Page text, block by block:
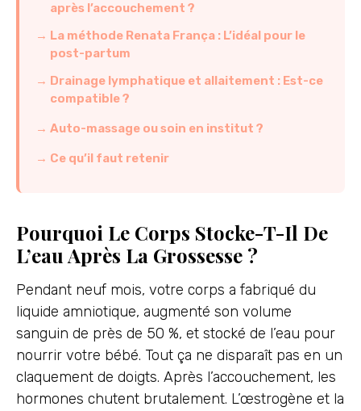
après l’accouchement ?
La méthode Renata França : L’idéal pour le
post-partum
Drainage lymphatique et allaitement : Est-ce
compatible ?
Auto-massage ou soin en institut ?
Ce qu’il faut retenir
Pourquoi Le Corps Stocke-T-Il De
L’eau Après La Grossesse ?
Pendant neuf mois, votre corps a fabriqué du
liquide amniotique, augmenté son volume
sanguin de près de 50 %, et stocké de l’eau pour
nourrir votre bébé. Tout ça ne disparaît pas en un
claquement de doigts. Après l’accouchement, les
hormones chutent brutalement. L’œstrogène et la